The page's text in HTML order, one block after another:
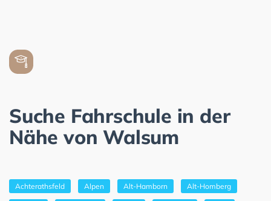
Suche Fahrschule in der
Nähe von Walsum
Achterathsfeld Alpen Alt-Hamborn Alt-Homberg